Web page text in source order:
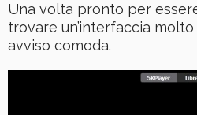
Una volta pronto per
trovare un’interfaccia
avviso comoda.